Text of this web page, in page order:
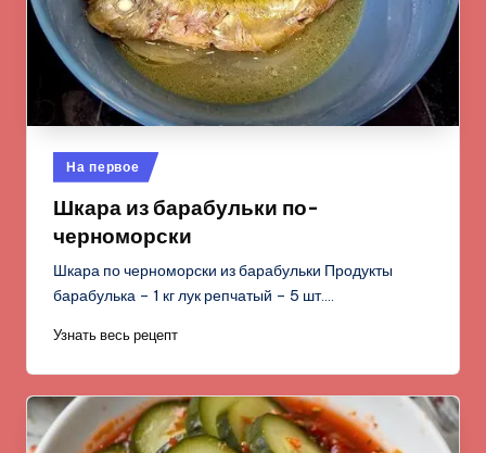
Опубликовано
в
На первое
Шкара из барабульки по-
черноморски
Шкара по черноморски из барабульки Продукты
барабулька – 1 кг лук репчатый – 5 шт.…
Узнать весь рецепт